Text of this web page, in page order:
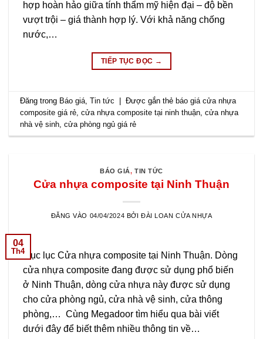
hợp hoàn hảo giữa tính thẩm mỹ hiện đại – độ bền
vượt trội – giá thành hợp lý. Với khả năng chống
nước,…
TIẾP TỤC ĐỌC →
Đăng trong Báo giá ,Tin tức Được gắn thẻ báo giá cửa nhựa
composite giá rẻ ,cửa nhựa composite tại ninh thuận ,cửa nhựa
nhà vệ sinh ,cửa phòng ngủ giá rẻ
BÁO GIÁ,TIN TỨC
Cửa nhựa composite tại Ninh Thuận
ĐĂNG VÀO 04/04/2024 BỞI ĐÀI LOAN CỬA NHỰA
04
Th4Mục lục Cửa nhựa composite tại Ninh Thuận. Dòng
cửa nhựa composite đang được sử dụng phổ biến
ở Ninh Thuận, dòng cửa nhựa này được sử dụng
cho cửa phòng ngủ, cửa nhà vệ sinh, cửa thông
phòng,… Cùng Megadoor tìm hiểu qua bài viết
dưới đây để biết thêm nhiều thông tin về…